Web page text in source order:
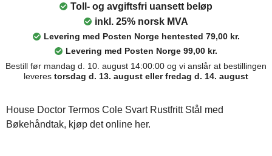
Toll- og avgiftsfri uansett beløp
inkl. 25% norsk MVA
Levering med Posten Norge hentested 79,00 kr.
Levering med Posten Norge 99,00 kr.
Bestill før mandag d. 10. august 14:00:00 og vi anslår at bestillingen
leveres torsdag d. 13. august eller fredag d. 14. august
House Doctor Termos Cole Svart Rustfritt Stål med
Bøkehåndtak, kjøp det online her.